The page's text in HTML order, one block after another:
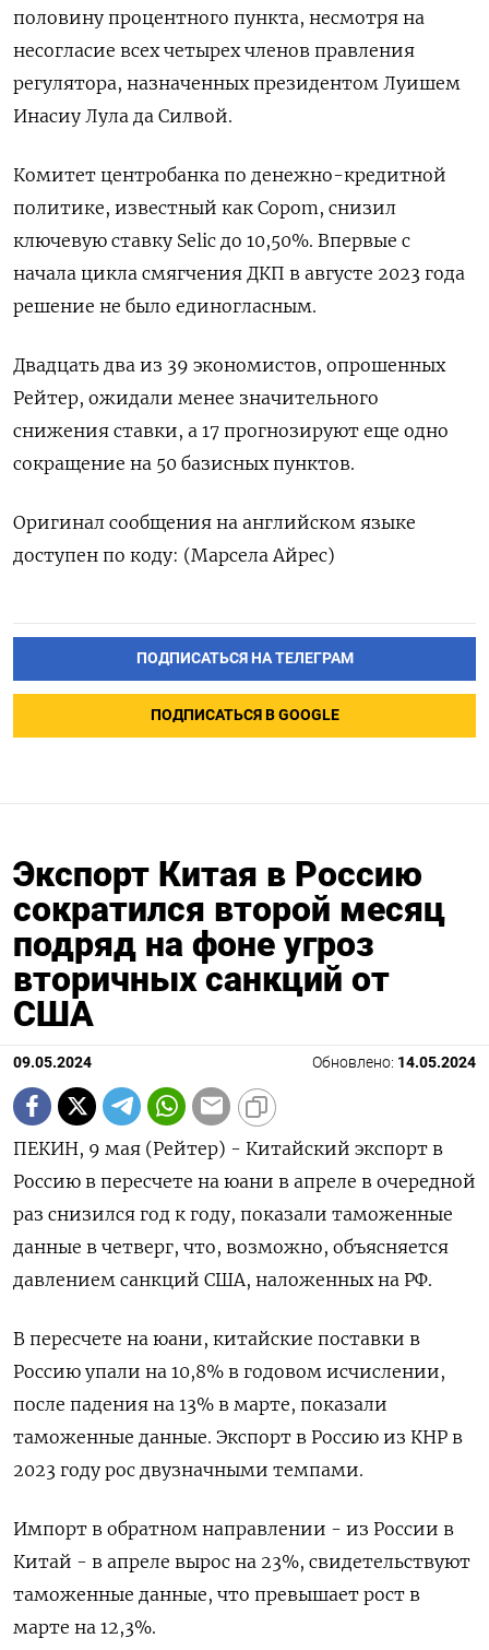
половину процентного пункта, несмотря на
несогласие всех четырех членов правления
регулятора, назначенных президентом Луишем
Инасиу Лула да Силвой.
Комитет центробанка по денежно-кредитной
политике, известный как Copom, снизил
ключевую ставку Seliс до 10,50%. Впервые с
начала цикла смягчения ДКП в августе 2023 года
решение не было единогласным.
Двадцать два из 39 экономистов, опрошенных
Рейтер, ожидали менее значительного
снижения ставки, а 17 прогнозируют еще одно
сокращение на 50 базисных пунктов.
Оригинал сообщения на английском языке
доступен по коду: (Марсела Айрес)
ПОДПИСАТЬСЯ НА ТЕЛЕГРАМ
ПОДПИСАТЬСЯ В GOOGLE
Экспорт Китая в Россию
сократился второй месяц
подряд на фоне угроз
вторичных санкций от
США
09.05.2024 Обновлено: 14.05.2024
ПЕКИН, 9 мая (Рейтер) - Китайский экспорт в
Россию в пересчете на юани в апреле в очередной
раз снизился год к году, показали таможенные
данные в четверг, что, возможно, объясняется
давлением санкций США, наложенных на РФ.
В пересчете на юани, китайские поставки в
Россию упали на 10,8% в годовом исчислении,
после падения на 13% в марте, показали
таможенные данные. Экспорт в Россию из КНР в
2023 году рос двузначными темпами.
Импорт в обратном направлении - из России в
Китай - в апреле вырос на 23%, свидетельствуют
таможенные данные, что превышает рост в
марте на 12,3%.